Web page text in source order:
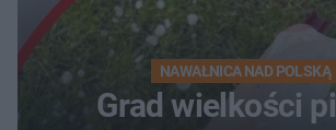
NAWAŁNICA NAD POLSKĄ
Grad wielkości